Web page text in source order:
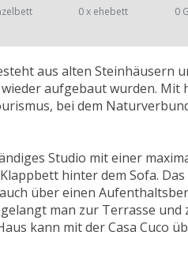
0 x ehebett 0
aus alten Steinhäusern
aufgebaut wurden.
bei dem
Studio mit einer
hinter dem Sofa.
über einen
man zur Terrasse und
kann mit der Casa Cuco